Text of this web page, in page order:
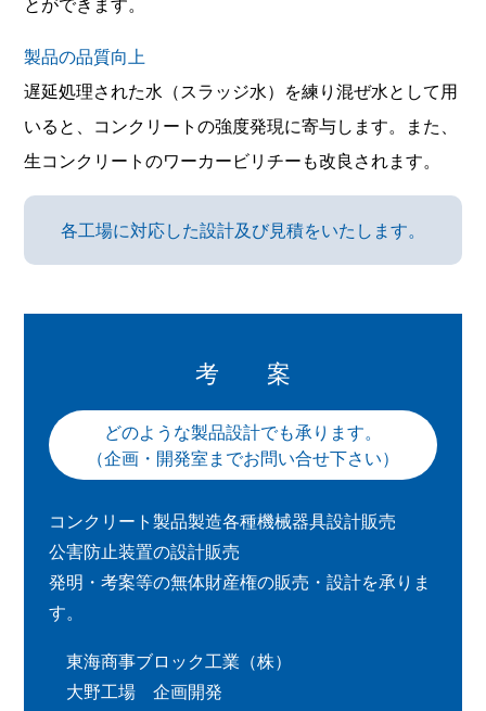
とができます。
製品の品質向上
遅延処理された水（スラッジ水）を練り混ぜ水として用
いると、コンクリートの強度発現に寄与します。また、
生コンクリートのワーカービリチーも改良されます。
各工場に対応した設計及び見積をいたします。
考 案
どのような製品設計でも承ります。
（企画・開発室までお問い合せ下さい）
コンクリート製品製造各種機械器具設計販売
公害防止装置の設計販売
発明・考案等の無体財産権の販売・設計を承りま
す。
東海商事ブロック工業（株）
大野工場 企画開発